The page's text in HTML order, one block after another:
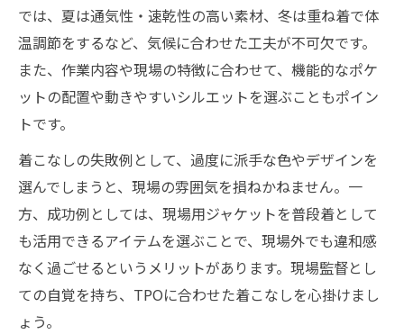
では、夏は通気性・速乾性の高い素材、冬は重ね着で体
温調節をするなど、気候に合わせた工夫が不可欠です。
また、作業内容や現場の特徴に合わせて、機能的なポケ
ットの配置や動きやすいシルエットを選ぶこともポイン
トです。
着こなしの失敗例として、過度に派手な色やデザインを
選んでしまうと、現場の雰囲気を損ねかねません。一
方、成功例としては、現場用ジャケットを普段着として
も活用できるアイテムを選ぶことで、現場外でも違和感
なく過ごせるというメリットがあります。現場監督とし
ての自覚を持ち、TPOに合わせた着こなしを心掛けまし
ょう。